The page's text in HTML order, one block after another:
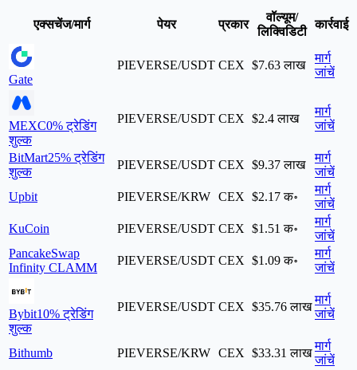
एक्सचेंज/मार्ग पेयर प्रकार
वॉल्यूम/
लिक्विडिटी
कार्रवाई
Gate
PIEVERSE/USDT CEX $7.63 लाख
मार्ग
जांचें
MEXC0% ट्रेडिंग
शुल्क
PIEVERSE/USDT CEX $2.4 लाख
मार्ग
जांचें
BitMart25% ट्रेडिंग
शुल्क
PIEVERSE/USDT CEX $9.37 लाख
मार्ग
जांचें
Upbit
PIEVERSE/KRW CEX $2.17 क॰
मार्ग
जांचें
KuCoin
PIEVERSE/USDT CEX $1.51 क॰
मार्ग
जांचें
PancakeSwap
Infinity CLAMM
PIEVERSE/USDT CEX $1.09 क॰
मार्ग
जांचें
Bybit10% ट्रेडिंग
शुल्क
PIEVERSE/USDT CEX $35.76 लाख
मार्ग
जांचें
Bithumb PIEVERSE/KRW CEX $33.31 लाख
मार्ग
जांचें